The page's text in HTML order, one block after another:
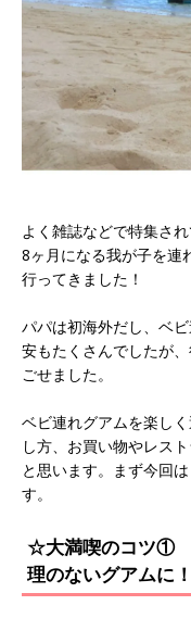
よく雑誌などで特集さ
8ヶ月になる我が子を連
行ってきました！
パパは初海外だし、ベ
安もたくさんでしたが
ごせました。
ベビ連れグアムを楽し
し方、お買い物やレス
と思います。まず今回
す。
☆大満喫のコツ①
理のないグアムに！